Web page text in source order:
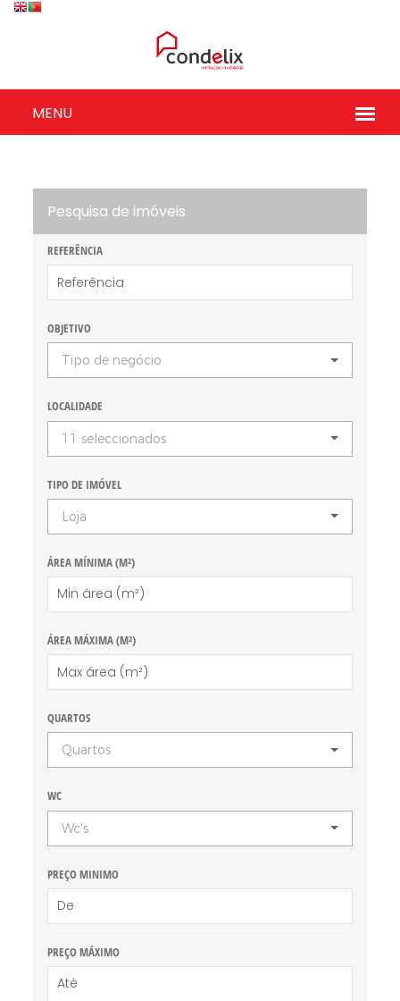
Pesquisa de imóveis
REFERÊNCIA
OBJETIVO
Tipo de negócio
LOCALIDADE
11 seleccionados
TIPO DE IMÓVEL
Loja
ÁREA MÍNIMA (M²)
ÁREA MÁXIMA (M²)
QUARTOS
Quartos
WC
Wc's
PREÇO MINIMO
PREÇO MÁXIMO